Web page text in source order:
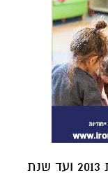
, מאז שנת 2013 ועד שנת